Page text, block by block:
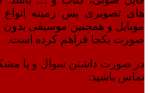
های تصویری پس زمینه
موبایل و همچنین موسیقی بدون
صورت یکجا فراهم کرده است.
در صورت داشتن سوال و یا مشکل
تماس باشید: